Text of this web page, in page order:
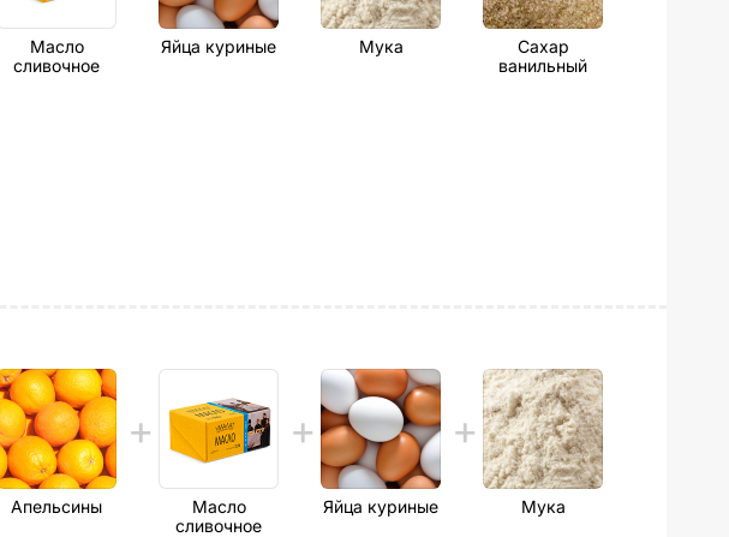
Масло
сливочное
Яйца куриные Мука
Сахар
ванильный
Апельсины
Масло
сливочное
Яйца куриные Мука